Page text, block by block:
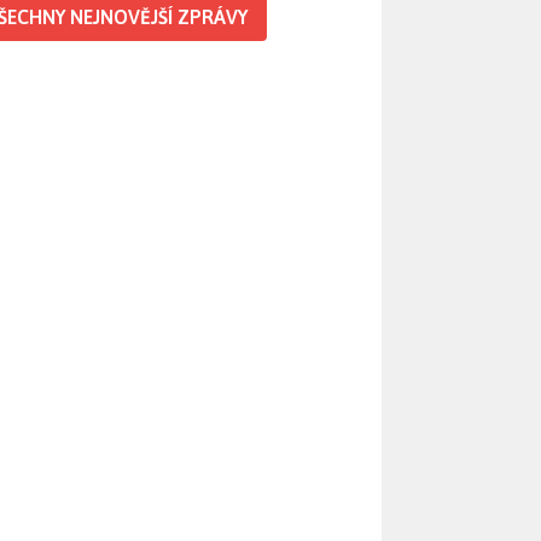
NEJNOVĚJŠÍ ZPRÁVY